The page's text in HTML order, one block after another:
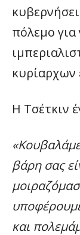
πόλεμο
κυρίαρχων
Η Τσέτκιν
βάρη σας
και